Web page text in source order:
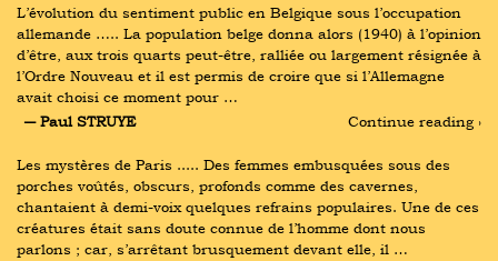
L’évolution du sentiment public en Belgique sous l’occupation
allemande ….. La population belge donna alors (1940) à l’opinion
d’être, aux trois quarts peut-être, ralliée ou largement résignée à
l’Ordre Nouveau et il est permis de croire que si l’Allemagne
avait choisi ce moment pour …
― Paul STRUYE
Continue reading ›
Les mystères de Paris ..... Des femmes embusquées sous des
porches voûtés, obscurs, profonds comme des cavernes,
chantaient à demi-voix quelques refrains populaires. Une de ces
créatures était sans doute connue de l’homme dont nous
parlons ; car, s’arrêtant brusquement devant elle, il …